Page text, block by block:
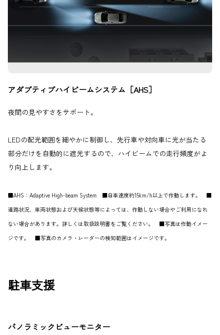
アダプティブハイビームシステム［AHS］
夜間の見やすさをサポート。
LEDの配光範囲を細やかに制御し、先行車や対向車に光が当たる
部分だけを自動的に遮光するので、ハイビームでの走行頻度がよ
り向上します。
■AHS：Adaptive High-beam System ■自車速度約15km/h以上で作動します。 ■
道路状況、車両状態および天候状態等によっては、作動しない場合やご利用になれ
ない場合があります。詳しくは取扱説明書をご覧ください。 ■写真は作動イメー
ジです。 ■写真のカメラ・レーダーの検知範囲はイメージです。
駐車支援
パノラミックビューモニター